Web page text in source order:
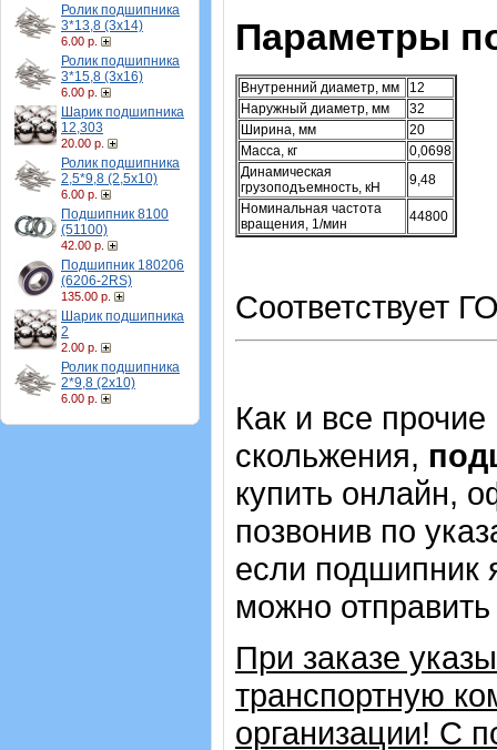
Ролик подшипника
3*13,8 (3х14)
6.00 р.
Ролик подшипника
3*15,8 (3х16)
6.00 р.
Шарик подшипника
12,303
20.00 р.
Ролик подшипника
2,5*9,8 (2,5х10)
6.00 р.
Подшипник 8100
(51100)
42.00 р.
Подшипник 180206
(6206-2RS)
135.00 р.
Шарик подшипника
2
2.00 р.
Ролик подшипника
2*9,8 (2х10)
6.00 р.
Параметры
Внутренний диаметр, мм
12
Наружный диаметр, мм
32
Ширина, мм
20
Масса, кг
0,0698
Динамическая
грузоподъемность, кН
9,48
Номинальная частота
вращения, 1/мин
44800
Соответствует
Как и все
скольжения,
купить онлайн,
позвонив по
если подшипник
можно
При заказе
транспортную
организации! С